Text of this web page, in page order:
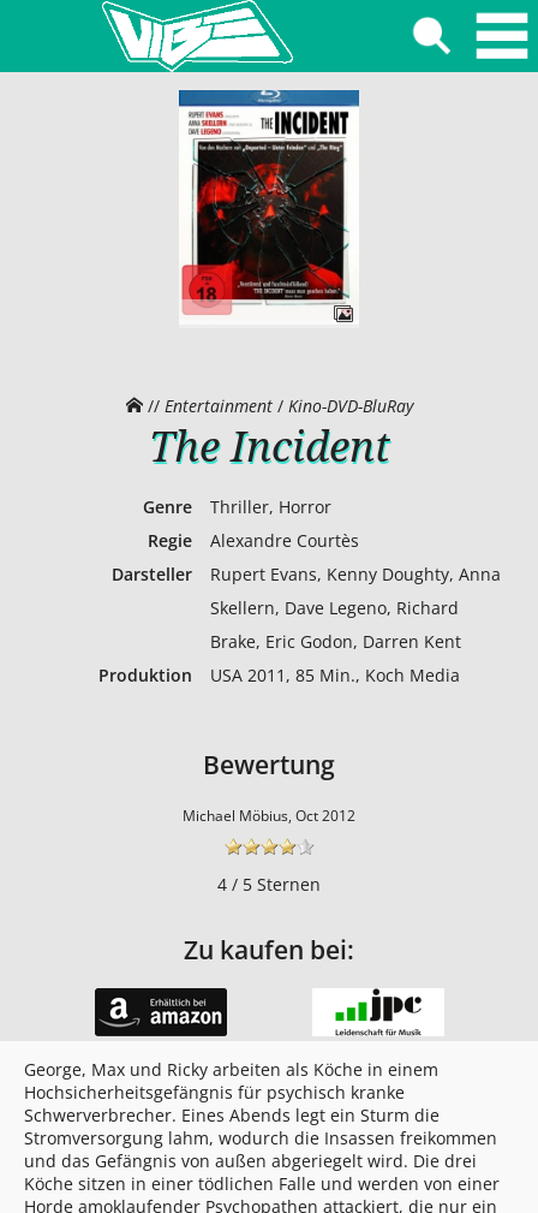
// Entertainment/ Kino-DVD-BluRay
The Incident
Genre
Thriller, Horror
Regie
Alexandre Courtès
Darsteller
Rupert Evans, Kenny Doughty, Anna
Skellern, Dave Legeno, Richard
Brake, Eric Godon, Darren Kent
Produktion
USA 2011, 85 Min., Koch Media
Bewertung
Michael Möbius, Oct 2012
4 / 5 Sternen
Zu kaufen bei:
George, Max und Ricky arbeiten als Köche in einem
Hochsicherheitsgefängnis für psychisch kranke
Schwerverbrecher. Eines Abends legt ein Sturm die
Stromversorgung lahm, wodurch die Insassen freikommen
und das Gefängnis von außen abgeriegelt wird. Die drei
Köche sitzen in einer tödlichen Falle und werden von einer
Horde amoklaufender Psychopathen attackiert, die nur ein